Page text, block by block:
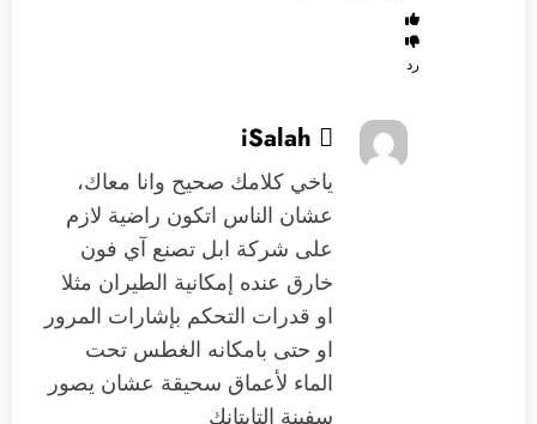
رد
iSalah 
ياخي كلامك صحيح وانا معاك،
عشان الناس اتكون راضية لازم
على شركة ابل تصنع آي فون
خارق عنده إمكانية الطيران مثلا
او قدرات التحكم بإشارات المرور
او حتى بامكانه الغطس تحت
الماء لأعماق سحيقة عشان يصور
سفينة التايتانِك